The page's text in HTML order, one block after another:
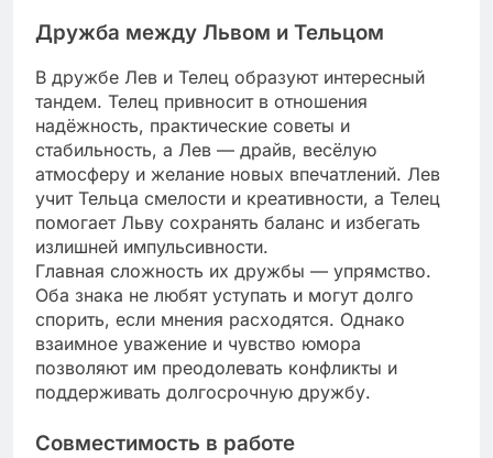
Дружба между Львом и Тельцом
В дружбе Лев и Телец образуют интересный
тандем. Телец привносит в отношения
надёжность, практические советы и
стабильность, а Лев — драйв, весёлую
атмосферу и желание новых впечатлений. Лев
учит Тельца смелости и креативности, а Телец
помогает Льву сохранять баланс и избегать
излишней импульсивности.
Главная сложность их дружбы — упрямство.
Оба знака не любят уступать и могут долго
спорить, если мнения расходятся. Однако
взаимное уважение и чувство юмора
позволяют им преодолевать конфликты и
поддерживать долгосрочную дружбу.
Совместимость в работе